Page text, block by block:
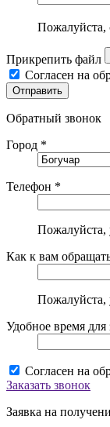
Пожалуйста,
Прикрепить файл
Согласен на
Обратный звонок
Город *
Телефон *
Пожалуйста,
Как к вам
Пожалуйста,
Удобное время для
Согласен на
Заказать звонок
Заявка на